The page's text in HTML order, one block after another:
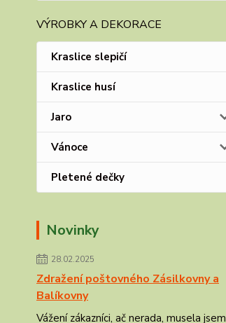
VÝROBKY A DEKORACE
Kraslice slepičí
Kraslice husí
Jaro
Vánoce
Pletené dečky
Novinky
28.02.2025
Zdražení poštovného Zásilkovny a
Balíkovny
Vážení zákazníci, ač nerada, musela jsem